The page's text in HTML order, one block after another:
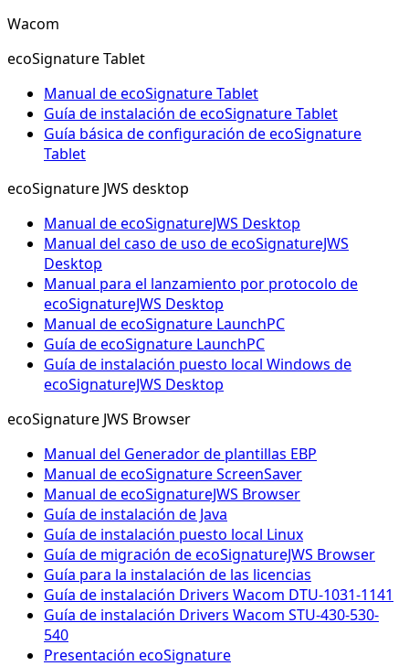
Wacom
ecoSignature Tablet
Manual de ecoSignature Tablet
Guía de instalación de ecoSignature Tablet
Guía básica de configuración de ecoSignature
Tablet
ecoSignature JWS desktop
Manual de ecoSignatureJWS Desktop
Manual del caso de uso de ecoSignatureJWS
Desktop
Manual para el lanzamiento por protocolo de
ecoSignatureJWS Desktop
Manual de ecoSignature LaunchPC
Guía de ecoSignature LaunchPC
Guía de instalación puesto local Windows de
ecoSignatureJWS Desktop
ecoSignature JWS Browser
Manual del Generador de plantillas EBP
Manual de ecoSignature ScreenSaver
Manual de ecoSignatureJWS Browser
Guía de instalación de Java
Guía de instalación puesto local Linux
Guía de migración de ecoSignatureJWS Browser
Guía para la instalación de las licencias
Guía de instalación Drivers Wacom DTU-1031-1141
Guía de instalación Drivers Wacom STU-430-530-
540
Presentación ecoSignature